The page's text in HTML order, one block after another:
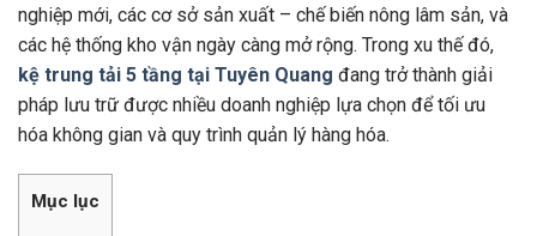
nghiệp mới, các cơ sở sản xuất – chế biến nông lâm sản, và
các hệ thống kho vận ngày càng mở rộng. Trong xu thế đó,
kệ trung tải 5 tầng tại Tuyên Quang đang trở thành giải
pháp lưu trữ được nhiều doanh nghiệp lựa chọn để tối ưu
hóa không gian và quy trình quản lý hàng hóa.
Mục lục